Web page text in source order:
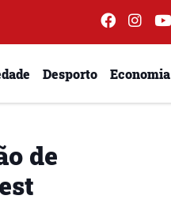
Desporto Economia
de